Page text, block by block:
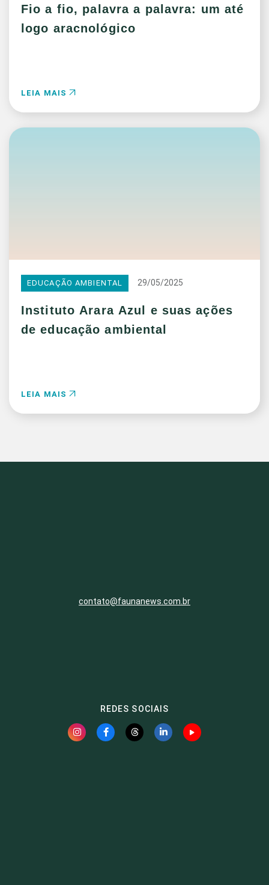
Fio a fio, palavra a palavra: um até
logo aracnológico
LEIA MAIS
EDUCAÇÃO AMBIENTAL 29/05/2025
Instituto Arara Azul e suas ações
de educação ambiental
LEIA MAIS
contato@faunanews.com.br
REDES SOCIAIS